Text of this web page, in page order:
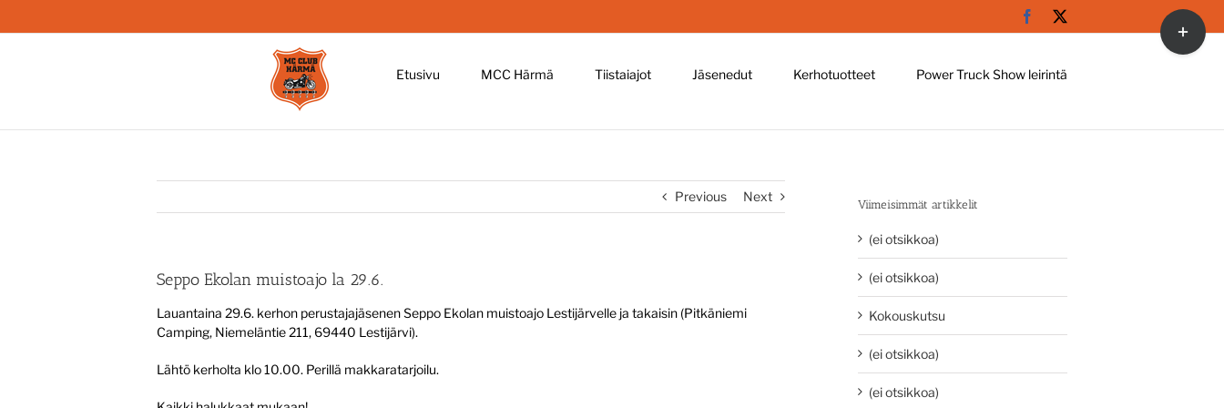
Facebook
Etusivu MCC Härmä Tiistaiajot Jäsenedut Kerhotuotteet Power Truck Show leirintä
Previous Next
Seppo Ekolan muistoajo la 29.6.
Lauantaina 29.6. kerhon perustajajäsenen Seppo Ekolan muistoajo Lestijärvelle ja takaisin (Pitkäniemi
Camping, Niemeläntie 211, 69440 Lestijärvi).
Lähtö kerholta klo 10.00. Perillä makkaratarjoilu.
Viimeisimmät artikkelit
(ei otsikkoa)
(ei otsikkoa)
Kokouskutsu
(ei otsikkoa)
(ei otsikkoa)
Toggle
Sliding
Bar